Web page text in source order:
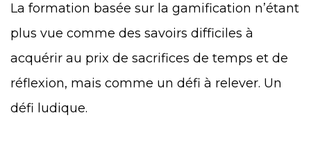
La formation basée sur la gamification n’étant
plus vue comme des savoirs difficiles à
acquérir au prix de sacrifices de temps et de
réflexion, mais comme un défi à relever. Un
défi ludique.